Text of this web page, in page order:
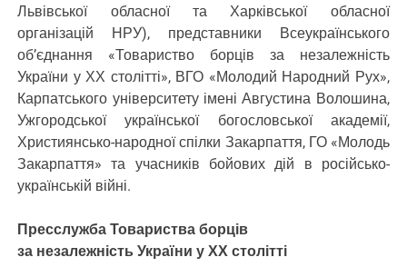
Львівської обласної та Харківської обласної
організацій НРУ), представники Всеукраїнського
об’єднання «Товариство борців за незалежність
України у ХХ столітті», ВГО «Молодий Народний Рух»,
Карпатського університету імені Августина Волошина,
Ужгородської української богословської академії,
Християнсько-народної спілки Закарпаття, ГО «Молодь
Закарпаття» та учасників бойових дій в російсько-
українській війні.
Пресслужба Товариства борців
за незалежність України у ХХ столітті